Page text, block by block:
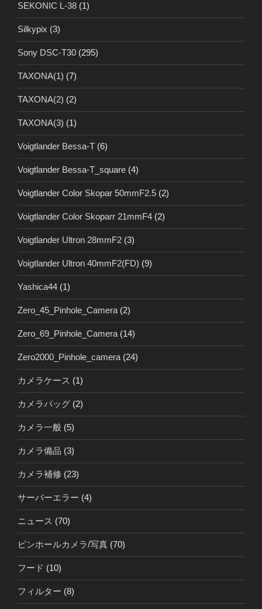
SEKONIC L-38 (1)
Silkypix (3)
Sony DSC-T30 (295)
TAXONA(1) (7)
TAXONA(2) (2)
TAXONA(3) (1)
Voigtlander Bessa-T (6)
Voigtlander Bessa-T_square (4)
Voigtlander Color Skopar 50mmF2.5 (2)
Voigtlander Color Skoparr 21mmF4 (2)
Voigtlander Ultron 28mmF2 (3)
Voigtlander Ultron 40mmF2(FD) (9)
Yashica44 (1)
Zero_45_Pinhole_Camera (2)
Zero_69_Pinhole_Camera (14)
Zero2000_Pinhole_camera (24)
カメラケース (1)
カメラバッグ (2)
カメラ一般 (5)
カメラ備品 (3)
カメラ補修 (23)
サーバーエラー (4)
ニュース (70)
ピンホールカメラ/写真 (70)
フード (10)
フィルター (8)